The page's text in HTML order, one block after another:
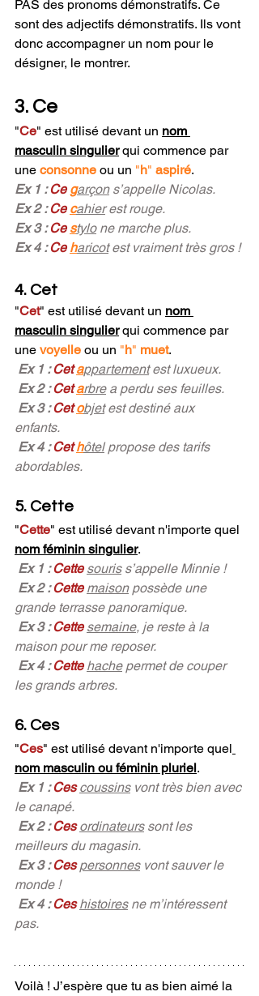
PAS des pronoms démonstratifs. Ce
sont des adjectifs démonstratifs. Ils vont
donc accompagner un nom pour le
désigner, le montrer.
3. Ce
"Ce" est utilisé devant un nom
masculin singulier qui commence par
une consonne ou un "h" aspiré.
Ex 1 : Ce garçon s’appelle Nicolas.
Ex 2 : Ce cahier est rouge.
Ex 3 : Ce stylo ne marche plus.
Ex 4 : Ce haricot est vraiment très gros !
4. Cet
"Cet" est utilisé devant un nom
masculin singulier qui commence par
une voyelle ou un "h" muet.
Ex 1 : Cet appartement est luxueux.
Ex 2 : Cet arbre a perdu ses feuilles.
Ex 3 : Cet objet est destiné aux
enfants.
Ex 4 : Cet hôtel propose des tarifs
abordables.
5. Cette
"Cette" est utilisé devant n'importe quel
nom féminin singulier.
Ex 1 : Cette souris s’appelle Minnie !
Ex 2 : Cette maison possède une
grande terrasse panoramique.
Ex 3 : Cette semaine, je reste à la
maison pour me reposer.
Ex 4 : Cette hache permet de couper
les grands arbres.
6. Ces
"Ces" est utilisé devant n'importe quel
nom masculin ou féminin pluriel.
Ex 1 : Ces coussins vont très bien avec
le canapé.
Ex 2 : Ces ordinateurs sont les
meilleurs du magasin.
Ex 3 : Ces personnes vont sauver le
monde !
Ex 4 : Ces histoires ne m’intéressent
pas.
Voilà ! J’espère que tu as bien aimé la